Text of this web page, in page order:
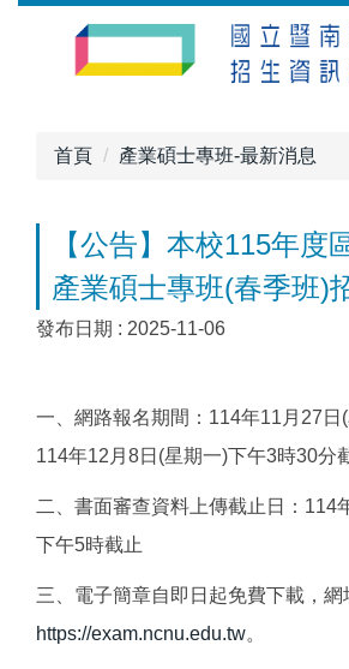
首頁 產業碩士專班-最新消息
【公告】本校115年度
產業碩士專班(春季班)
發布日期 : 2025-11-06
一、網路報名期間：114年11月27日
114年12月8日(星期一)下午3時30分
二、書面審查資料上傳截止日：114
下午5時截止
三、電子簡章自即日起免費下載，網
https://exam.ncnu.edu.tw。